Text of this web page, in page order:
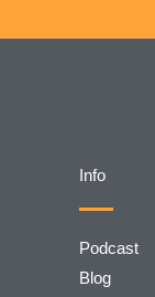
Info
Podcast
Blog